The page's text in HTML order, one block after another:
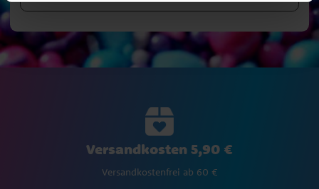
Versandkosten 5,90 €
Versandkostenfrei ab 60 €